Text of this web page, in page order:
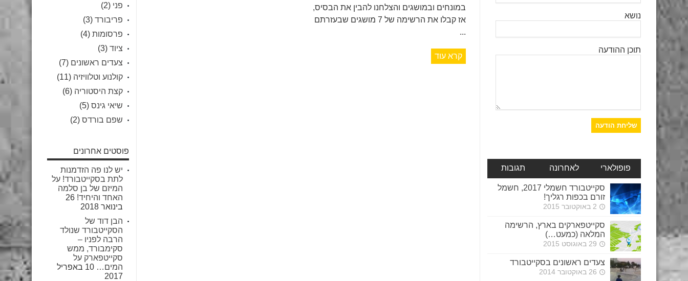
במונחים ובמושגים והצלחנו להבין את הבסיס,
אז קבלו את הרשימה של 7 מושגים שבעזרתם
...
קרא עוד
פני (2)
פריבורד (3)
פרסומות (4)
ציוד (3)
צעדים ראשונים (7)
קולנוע וטלוויזיה (11)
קצת היסטוריה (6)
שיאי גינס (5)
שפם בורדס (2)
פוסטים אחרונים
יש לנו פה הזדמנות
לתת בסקייטבורד! על
המיזם של בן סלמה
האחד והיחיד! 26
בינואר 2018
הבן דוד של
הסקייטבורד שנולד
הרבה לפניו –
סקימבורד, ממש
סקייטפארק על
המים…
10 באפריל
2017
נושא
תוכן ההודעה
פופולארי לאחרונה תגובות
סקייטבורד חשמלי 2017, חשמל
זורם בכפות רגליך!
2 באוקטובר 2015
סקייטפארקים בארץ, הרשימה
המלאה (כמעט…)
29 באוגוסט 2015
צעדים ראשונים בסקייטבורד
26 באוקטובר 2014